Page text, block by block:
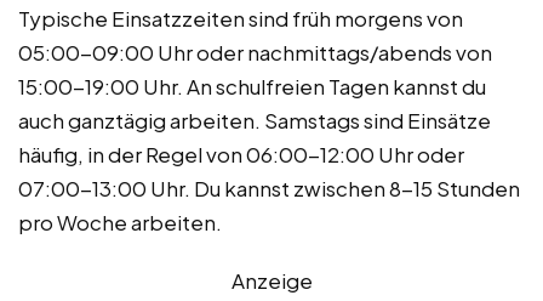
Typische Einsatzzeiten sind früh morgens von
05:00-09:00 Uhr oder nachmittags/abends von
15:00-19:00 Uhr. An schulfreien Tagen kannst du
auch ganztägig arbeiten. Samstags sind Einsätze
häufig, in der Regel von 06:00-12:00 Uhr oder
07:00-13:00 Uhr. Du kannst zwischen 8-15 Stunden
pro Woche arbeiten.
Anzeige